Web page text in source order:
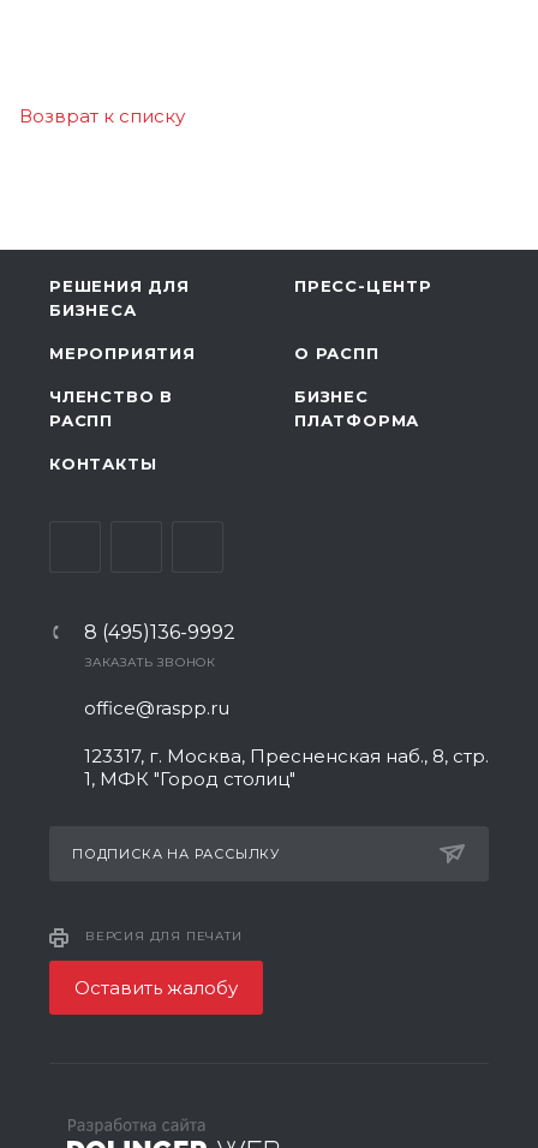
Возврат к списку
РЕШЕНИЯ ДЛЯ
БИЗНЕСА
ПРЕСС-ЦЕНТР
МЕРОПРИЯТИЯ О РАСПП
ЧЛЕНСТВО В
РАСПП
БИЗНЕС
ПЛАТФОРМА
КОНТАКТЫ
8 (495)136-9992
ЗАКАЗАТЬ ЗВОНОК
office@raspp.ru
123317, г. Москва, Пресненская наб., 8, стр.
1, МФК "Город столиц"
ПОДПИСКА НА РАССЫЛКУ
ВЕРСИЯ ДЛЯ ПЕЧАТИ
Оставить жалобу